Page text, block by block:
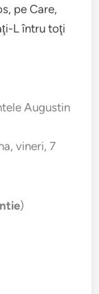
pe Care,
L întru toţi
Augustin
vineri, 7
)